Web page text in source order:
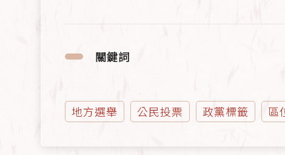
關鍵詞
地方選舉 公民投票 政黨標籤 區